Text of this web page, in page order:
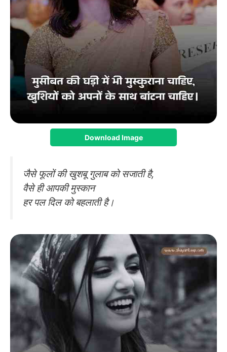
Download Image
जैसे फूलों की खुशबू गुलाब को सजाती है,
वैसे ही आपकी मुस्कान
हर पल दिल को बहलाती है।